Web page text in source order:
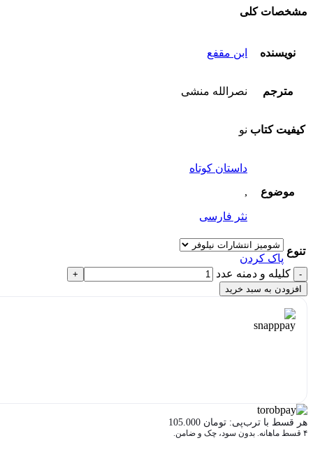
مشخصات کلی
نویسنده ابن مقفع
مترجم نصرالله منشی
کیفیت کتاب نو
موضوع
داستان کوتاه
,
نثر فارسی
تنوع
پاک کردن
کلیله و دمنه عدد
افزودن به سبد خرید
هر قسط با ترب‌پی: تومان
۴ قسط ماهانه. بدون سود، چک و ضامن.